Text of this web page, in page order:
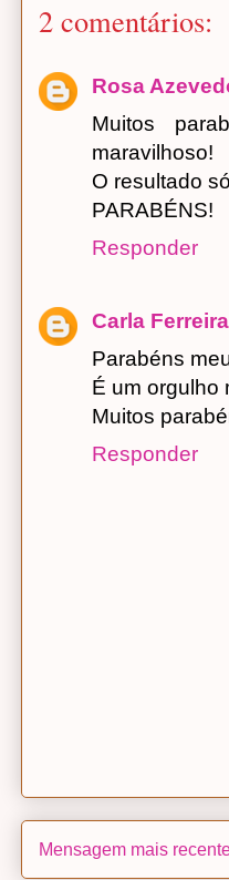
2 comentários:
Rosa
Muitos
maravilhoso!
O resultado
PARABÉNS!
Responder
Carla Ferreira
Parabéns
É um orgulho
Muitos
Responder
Mensagem mais